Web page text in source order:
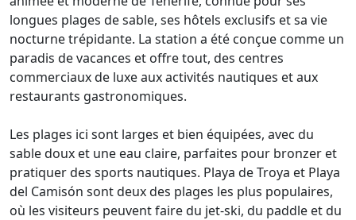
longues plages de sable, ses hôtels exclusifs et sa vie
nocturne trépidante. La station a été conçue comme un
paradis de vacances et offre tout, des centres
commerciaux de luxe aux activités nautiques et aux
restaurants gastronomiques.
Les plages ici sont larges et bien équipées, avec du
sable doux et une eau claire, parfaites pour bronzer et
pratiquer des sports nautiques. Playa de Troya et Playa
del Camisón sont deux des plages les plus populaires,
où les visiteurs peuvent faire du jet-ski, du paddle et du